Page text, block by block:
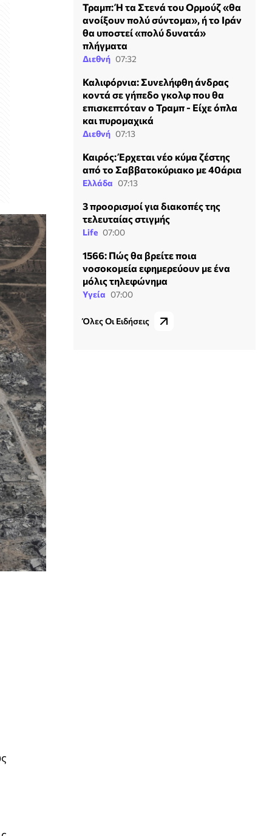
Τραμπ: Ή τα Στενά του Ορμούζ «θα
ανοίξουν πολύ σύντομα», ή το Ιράν
θα υποστεί «πολύ δυνατά»
πλήγματα
Διεθνή 07:32
Καλιφόρνια: Συνελήφθη άνδρας
κοντά σε γήπεδο γκολφ που θα
επισκεπτόταν ο Τραμπ - Είχε όπλα
και πυρομαχικά
Διεθνή 07:13
Καιρός: Έρχεται νέο κύμα ζέστης
από το Σαββατοκύριακο με 40άρια
Ελλάδα 07:13
3 προορισμοί για διακοπές της
τελευταίας στιγμής
Life 07:00
1566: Πώς θα βρείτε ποια
νοσοκομεία εφημερεύουν με ένα
μόλις τηλεφώνημα
Υγεία 07:00
Όλες Οι Ειδήσεις